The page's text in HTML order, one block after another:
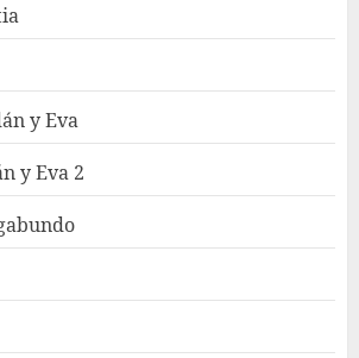
y Eva
y Eva 2